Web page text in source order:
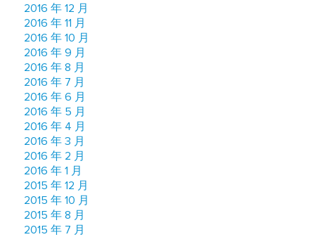
2016 年 12 月
2016 年 11 月
2016 年 10 月
2016 年 9 月
2016 年 8 月
2016 年 7 月
2016 年 6 月
2016 年 5 月
2016 年 4 月
2016 年 3 月
2016 年 2 月
2016 年 1 月
2015 年 12 月
2015 年 10 月
2015 年 8 月
2015 年 7 月